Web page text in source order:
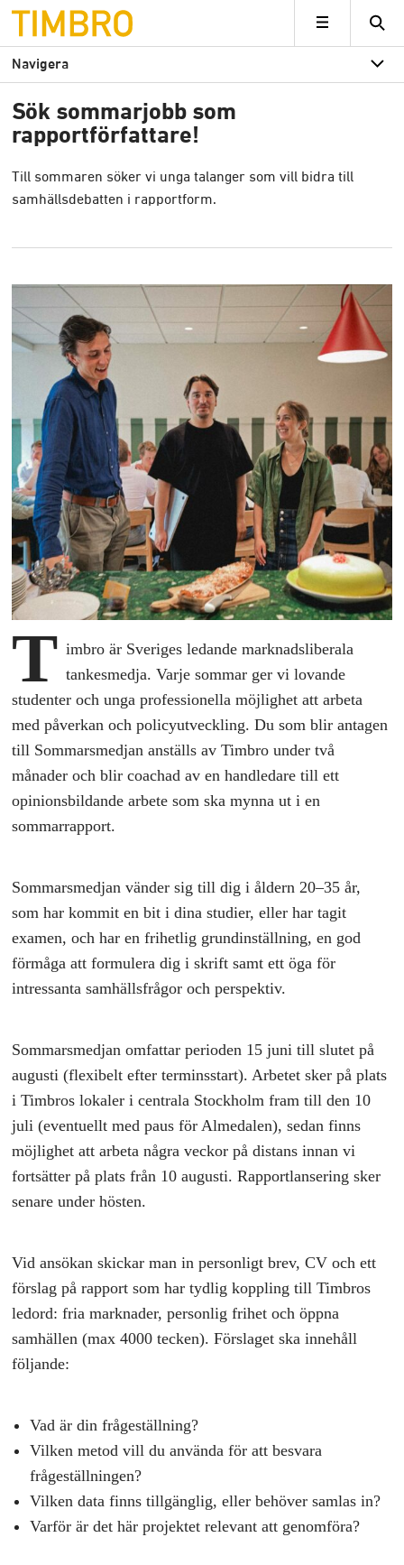
Timbro
MENY
Sök sommarjobb som
rapportförfattare!
Till sommaren söker vi unga talanger som vill bidra till
samhällsdebatten i rapportform.
T imbro är Sveriges ledande marknadsliberala
tankesmedja. Varje sommar ger vi lovande
studenter och unga professionella möjlighet att arbeta
med påverkan och policyutveckling. Du som blir antagen
till Sommarsmedjan anställs av Timbro under två
månader och blir coachad av en handledare till ett
opinionsbildande arbete som ska mynna ut i en
sommarrapport.
Sommarsmedjan vänder sig till dig i åldern 20–35 år,
som har kommit en bit i dina studier, eller har tagit
examen, och har en frihetlig grundinställning, en god
förmåga att formulera dig i skrift samt ett öga för
intressanta samhällsfrågor och perspektiv.
Sommarsmedjan omfattar perioden 15 juni till slutet på
augusti (flexibelt efter terminsstart). Arbetet sker på plats
i Timbros lokaler i centrala Stockholm fram till den 10
juli (eventuellt med paus för Almedalen), sedan finns
möjlighet att arbeta några veckor på distans innan vi
fortsätter på plats från 10 augusti. Rapportlansering sker
senare under hösten.
Vid ansökan skickar man in personligt brev, CV och ett
förslag på rapport som har tydlig koppling till Timbros
ledord: fria marknader, personlig frihet och öppna
samhällen (max 4000 tecken). Förslaget ska innehåll
följande:
Vad är din frågeställning?
Vilken metod vill du använda för att besvara
frågeställningen?
Vilken data finns tillgänglig, eller behöver samlas in?
Varför är det här projektet relevant att genomföra?
Navigera